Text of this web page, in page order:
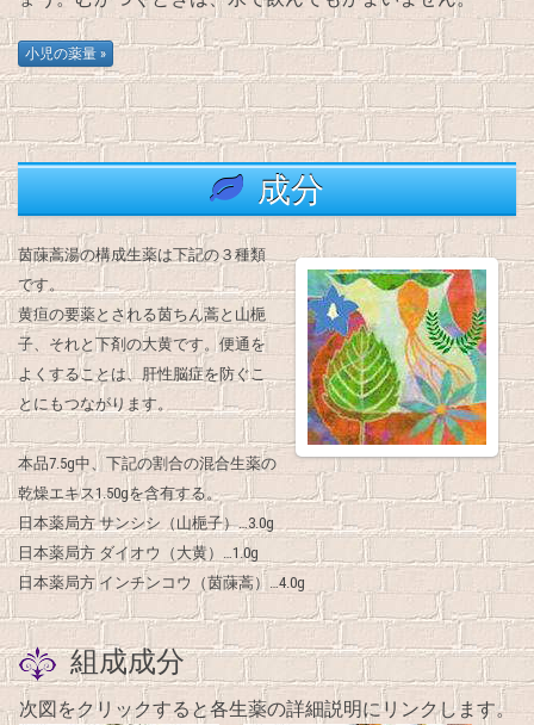
成分
茵蔯蒿湯の構成生薬は下記の３種類
です。
黄疸の要薬とされる茵ちん蒿と山梔
子、それと下剤の大黄です。便通を
よくすることは、肝性脳症を防ぐこ
とにもつながります。
本品7.5g中、下記の割合の混合生薬の
乾燥エキス1.50gを含有する。
日本薬局方 サンシシ（山梔子）…3.0g
日本薬局方 ダイオウ（大黄）…1.0g
日本薬局方 インチンコウ（茵蔯蒿）…4.0g
組成成分
次図をクリックすると各生薬の詳細説明にリンクします。